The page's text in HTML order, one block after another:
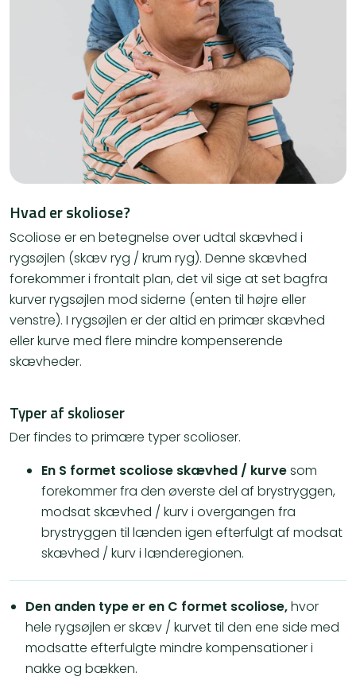
Hvad er skoliose?
Scoliose er en betegnelse over udtal skævhed i
rygsøjlen (skæv ryg / krum ryg). Denne skævhed
forekommer i frontalt plan, det vil sige at set bagfra
kurver rygsøjlen mod siderne (enten til højre eller
venstre). I rygsøjlen er der altid en primær skævhed
eller kurve med flere mindre kompenserende
skævheder.​
Typer af skolioser
Der findes to primære typer scolioser.
En S formet scoliose skævhed / kurvesom
forekommer fra den øverste del af brystryggen,
modsat skævhed / kurv i overgangen fra
brystryggen til lænden igen efterfulgt af modsat
skævhed / kurv i lænderegionen.
Den anden type er en C formet scoliose,hvor
hele rygsøjlen er skæv / kurvet til den ene side med
modsatte efterfulgte mindre kompensationer i
nakke og bækken.